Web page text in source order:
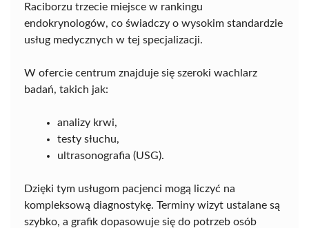
Raciborzu trzecie miejsce w rankingu
endokrynologów, co świadczy o wysokim standardzie
usług medycznych w tej specjalizacji.
W ofercie centrum znajduje się szeroki wachlarz
badań, takich jak:
analizy krwi,
testy słuchu,
ultrasonografia (USG).
Dzięki tym usługom pacjenci mogą liczyć na
kompleksową diagnostykę. Terminy wizyt ustalane są
szybko, a grafik dopasowuje się do potrzeb osób